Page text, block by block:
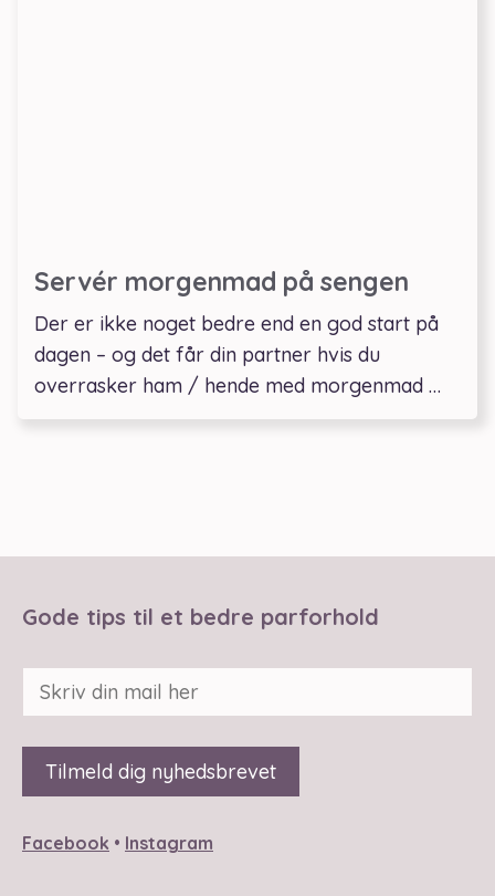
Servér morgenmad på sengen
Der er ikke noget bedre end en god start på
dagen – og det får din partner hvis du
overrasker ham / hende med morgenmad …
Gode tips til et bedre parforhold
Facebook • Instagram